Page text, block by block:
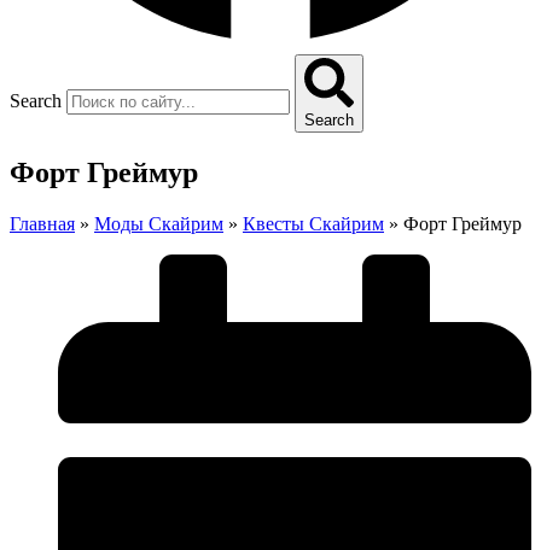
Search
Search
Форт Греймур
Главная » Моды Скайрим » Квесты Скайрим » Форт Греймур